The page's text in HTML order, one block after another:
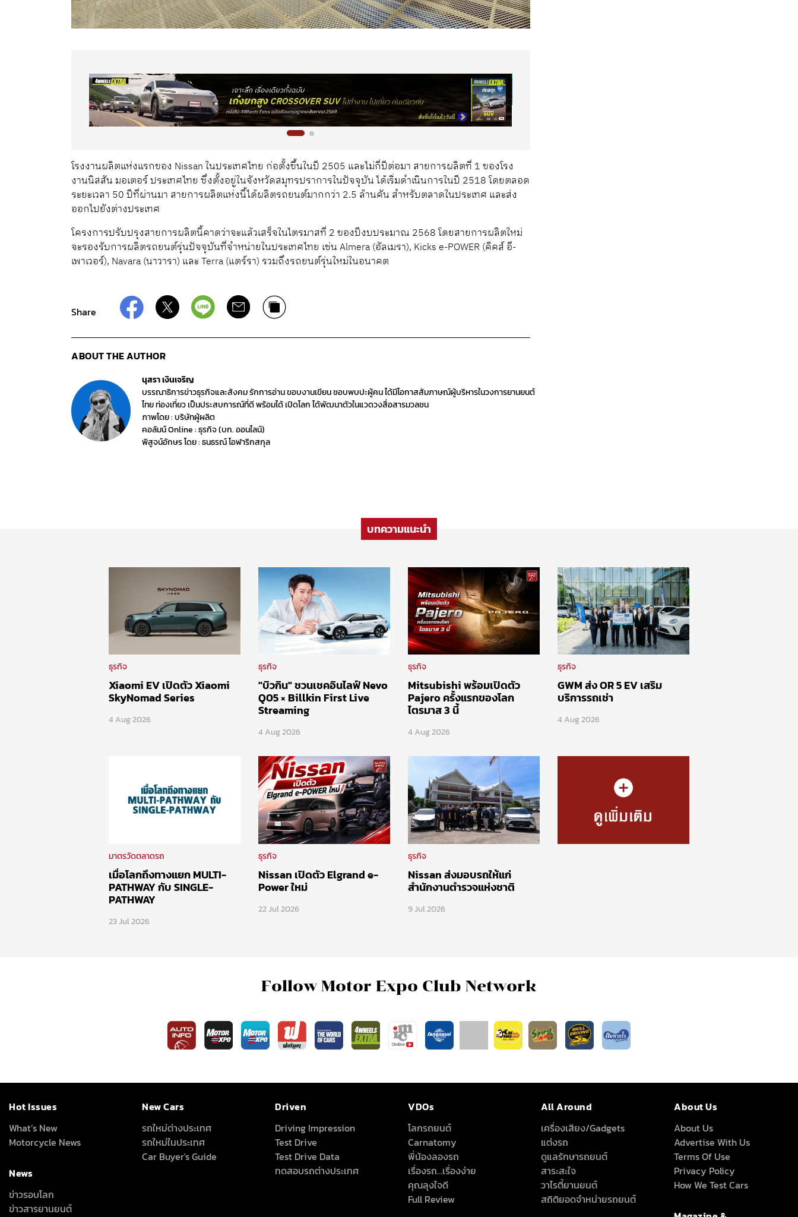
โรงงานผลิตแห่งแรกของ Nissan ในประเทศไทย ก่อตั้งขึ้นในปี 2505 และไม่กี่ปีต่อมา สายการผลิตที่ 1 ของโรง
งานนิสสัน มอเตอร์ ประเทศไทย ซึ่งตั้งอยู่ในจังหวัดสมุทรปราการในปัจจุบัน ได้เริ่มดำเนินการในปี 2518 โดยตลอด
ระยะเวลา 50 ปีที่ผ่านมา สายการผลิตแห่งนี้ได้ผลิตรถยนต์มากกว่า 2.5 ล้านคัน สำหรับตลาดในประเทศ และส่ง
ออกไปยังต่างประเทศ
โครงการปรับปรุงสายการผลิตนี้คาดว่าจะแล้วเสร็จในไตรมาสที่ 2 ของปีงบประมาณ 2568 โดยสายการผลิตใหม่
จะรองรับการผลิตรถยนต์รุ่นปัจจุบันที่จำหน่ายในประเทศไทย เช่น Almera (อัลเมรา), Kicks e-POWER (คิคส์ อี-
เพาเวอร์), Navara (นาวารา) และ Terra (แตร์รา) รวมถึงรถยนต์รุ่นใหม่ในอนาคต
Share
ABOUT THE AUTHOR
นุสรา เงินเจริญ
บรรณาธิการข่าวธุรกิจและสังคม รักการอ่าน ขอบงานเขียน ชอบพบปะผู้คน ได้มีโอกาสสัมภาษณ์ผู้บริหารในวงการยานยนต์
ไทย ท่องเที่ยว เป็นประสบการณ์ที่ดี พร้อมได้ เปิดโลก ได้พัฒนาตัวในแวดวงสื่อสารมวลชน
ภาพโดย : บริษัทผู้ผลิต
คอลัมน์ Online : ธุรกิจ (บก. ออนไลน์)
พิสูจน์อักษร โดย : ธนธรณ์ โอฬาริกสกุล
บทความแนะนำ
ธุรกิจ
Xiaomi EV เปิดตัว Xiaomi
SkyNomad Series
4 Aug 2026
ธุรกิจ
"บิวกิน" ชวนเชคอินไลฟ์ Nevo
Q05 × Billkin First Live
Streaming
4 Aug 2026
ธุรกิจ
Mitsubishi พร้อมเปิดตัว
Pajero ครั้งแรกของโลก
ไตรมาส 3 นี้
4 Aug 2026
ธุรกิจ
GWM ส่ง OR 5 EV เสริม
บริการรถเช่า
4 Aug 2026
มาตรวัดตลาดรถ
เมื่อโลกถึงทางแยก MULTI-
PATHWAY กับ SINGLE-
PATHWAY
23 Jul 2026
ธุรกิจ
Nissan เปิดตัว Elgrand e-
Power ใหม่
22 Jul 2026
ธุรกิจ
Nissan ส่งมอบรถให้แก่
สำนักงานตำรวจแห่งชาติ
9 Jul 2026
Follow Motor Expo Club Network
Hot Issues
What’s New
Motorcycle News
News
ข่าวรอบโลก
ข่าวสารยานยนต์
New Cars
รถใหม่ต่างประเทศ
รถใหม่ในประเทศ
Car Buyer's Guide
Driven
Driving Impression
Test Drive
Test Drive Data
ทดสอบรถต่างประเทศ
VDOs
โลกรถยนต์
Carnatomy
พี่น้องลองรถ
เรื่องรถ…เรื่องง่าย
คุณลุงใจดี
Full Review
All Around
เครื่องเสียง/Gadgets
แต่งรถ
ดูแลรักษารถยนต์
สาระสะใจ
วาไรตี้ยานยนต์
สถิติยอดจำหน่ายรถยนต์
About Us
About Us
Advertise With Us
Terms Of Use
Privacy Policy
How We Test Cars